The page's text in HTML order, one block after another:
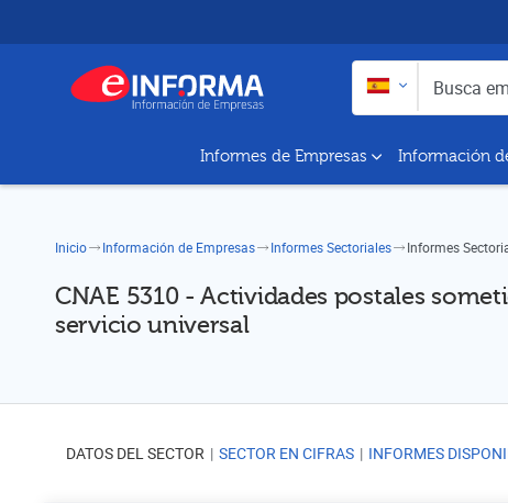
Informes de Empresas Información
Inicio Información de Empresas Informes Sectoriales Informes
CNAE 5310 - Actividades postales
servicio universal
DATOS DEL SECTOR SECTOR EN CIFRAS INFORMES